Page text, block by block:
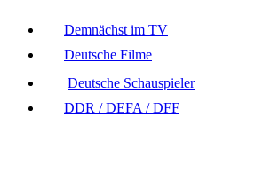
Demnächst im TV
Deutsche Filme
Deutsche Schauspieler
DDR / DEFA / DFF